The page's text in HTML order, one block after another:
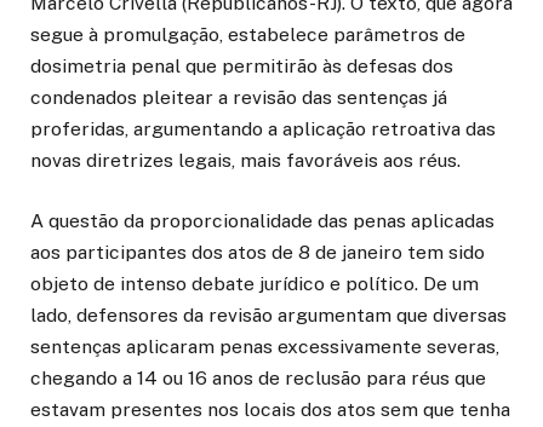
segue à promulgação, estabelece parâmetros de
dosimetria penal que permitirão às defesas dos
condenados pleitear a revisão das sentenças já
proferidas, argumentando a aplicação retroativa das
novas diretrizes legais, mais favoráveis aos réus.
A questão da proporcionalidade das penas aplicadas
aos participantes dos atos de 8 de janeiro tem sido
objeto de intenso debate jurídico e político. De um
lado, defensores da revisão argumentam que diversas
sentenças aplicaram penas excessivamente severas,
chegando a 14 ou 16 anos de reclusão para réus que
estavam presentes nos locais dos atos sem que tenha